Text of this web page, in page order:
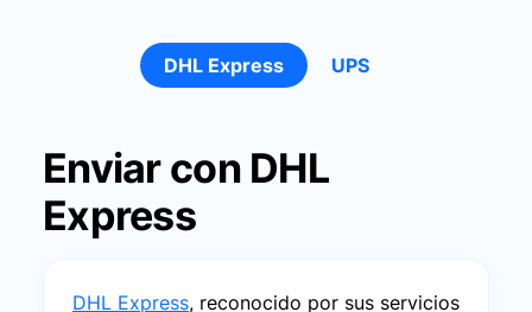
DHL Express UPS
Enviar con DHL
Express
DHL Express, reconocido por sus servicios